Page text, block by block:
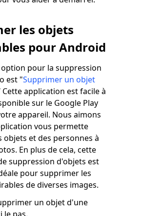
les objets
pour Android
pour la suppression
est "Supprimer un objet
Cette application est facile à
sur le Google Play
appareil. Nous aimons
vous permette
objets et des personnes à
En plus de cela, cette
suppression d'objets est
pour supprimer les
de diverses images.
un objet d'une